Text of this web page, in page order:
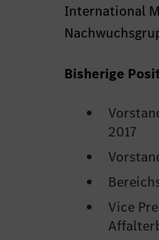
International
Bisherige
2017
Vice